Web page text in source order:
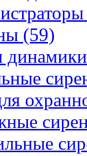
(59)